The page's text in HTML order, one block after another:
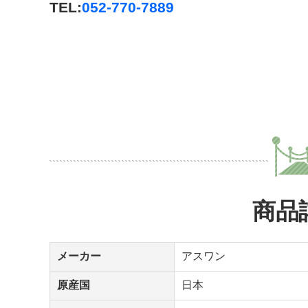
TEL:052-770-7889
商品
メーカー アスワン
原産国 日本